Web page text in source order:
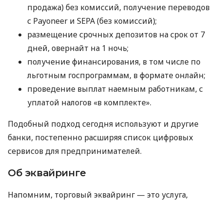
продажа) без комиссий, получение переводов
с Payoneer и SEPA (без комиссий);
размещение срочных депозитов на срок от 7
дней, овернайт на 1 ночь;
получение финансирования, в том числе по
льготным госпрограммам, в формате онлайн;
проведение выплат наемным работникам, с
уплатой налогов «в комплекте».
Подобный подход сегодня используют и другие
банки, постепенно расширяя список цифровых
сервисов для предпринимателей.
Об эквайринге
Напомним, торговый эквайринг — это услуга,